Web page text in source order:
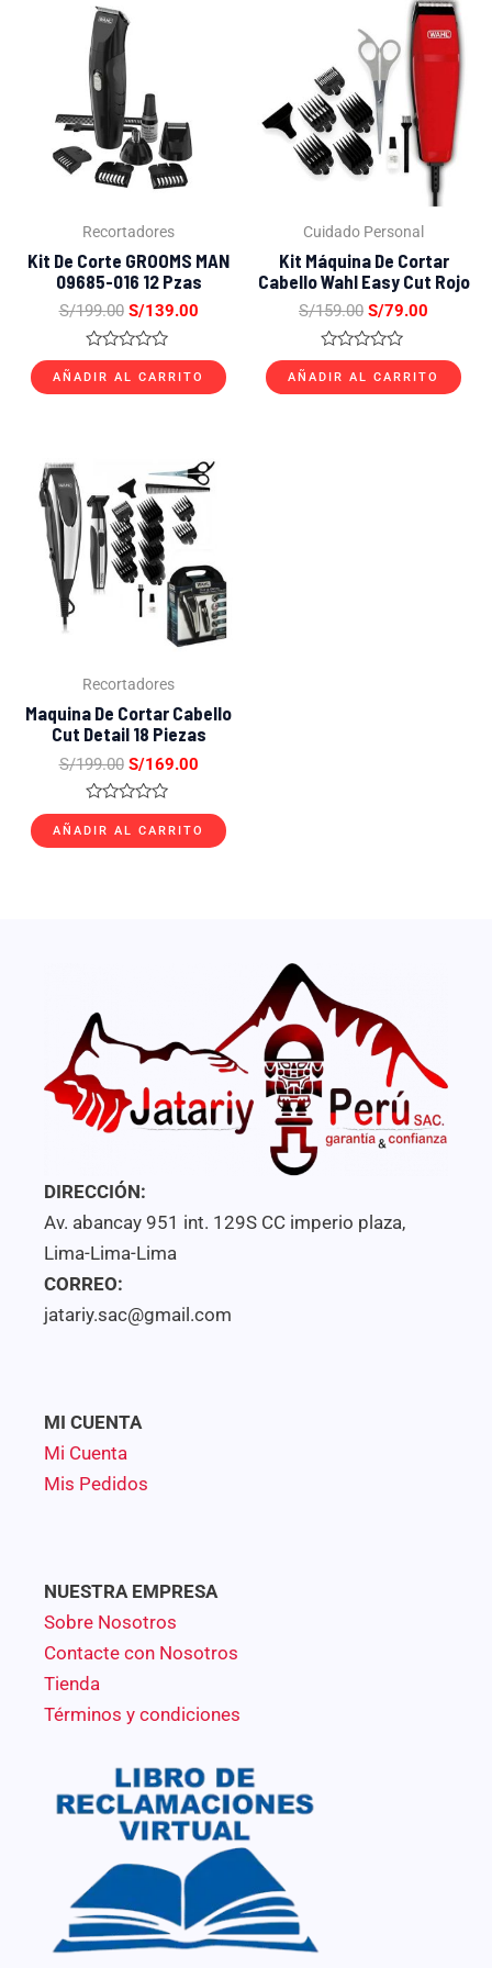
Recortadores
Kit De Corte GROOMS MAN
09685-016 12 Pzas
S/199.00
precio
S/139.00
Valorado
con
0
AÑADIR AL CARRITO
Cuidado Personal
Kit Máquina De Cortar
Cabello Wahl Easy Cut Rojo
S/159.00
precio
original
era:
S/159.00.
S/79.00
precio
actual
es:
S/79.00.
Valorado
con
0
AÑADIR AL CARRITO
Recortadores
Maquina De Cortar Cabello
Cut Detail 18 Piezas
S/199.00
precio
original
era:
S/199.00.
S/169.00
precio
actual
S/169.00.
Valorado
con
0
AÑADIR AL CARRITO
DIRECCIÓN:
Av. abancay 951 int. 129S CC imperio plaza,
Lima-Lima-Lima
CORREO:
jatariy.sac@gmail.com
MI CUENTA
Mi Cuenta
Mis Pedidos
NUESTRA EMPRESA
Sobre Nosotros
Contacte con Nosotros
Tienda
Términos y condiciones